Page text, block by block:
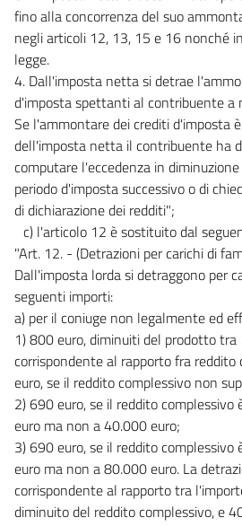
fino alla concorrenza del suo
negli articoli 12, 13, 15 e 16 nonché
legge.
4. Dall'imposta netta si detrae
d'imposta spettanti al contribuente a
Se l'ammontare dei crediti d'imposta
dell'imposta netta il contribuente ha
computare l'eccedenza in
periodo d'imposta successivo o di
di dichiarazione dei redditi";
c) l'articolo 12 è sostituito dal
"Art. 12. - (Detrazioni per carichi di
Dall'imposta lorda si detraggono per
seguenti importi:
a) per il coniuge non legalmente ed
1) 800 euro, diminuiti del prodotto
corrispondente al rapporto fra
euro, se il reddito complessivo non
2) 690 euro, se il reddito complessivo
euro ma non a 40.000 euro;
3) 690 euro, se il reddito complessivo
euro ma non a 80.000 euro. La
corrispondente al rapporto tra
diminuito del reddito complessivo, e